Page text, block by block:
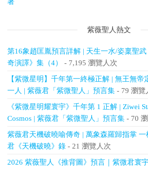
紫薇聖人熱文
第16象趙匡胤預言詳解 | 天生一水/姿稟聖
奇演譯》集（4）
- 7,195 瀏覽人次
【紫微星明】千年第一終極正解 | 無王無帝
一人 | 紫薇君「紫微聖人」預言集 - 79 瀏覽
《紫微星明耀寰宇》千年第 1 正解 | Ziwei
Cosmos | 紫薇君「紫微聖人」預言集 - 70
紫薇君天機破曉喻傳奇 | 萬象森羅歸指掌
君《天機破曉》錄 - 21 瀏覽人次
2026 紫薇聖人《推背圖》預言｜紫微君寰